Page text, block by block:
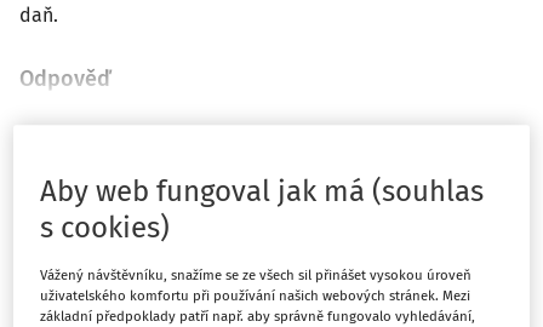
daň.
Odpověď
Zatím jste si přečetli jen začátek…
Aby web fungoval jak má (souhlas
s cookies)
Vážený návštěvníku, snažíme se ze všech sil přinášet vysokou úroveň
uživatelského komfortu při používání našich webových stránek. Mezi
základní předpoklady patří např. aby správně fungovalo vyhledávání,